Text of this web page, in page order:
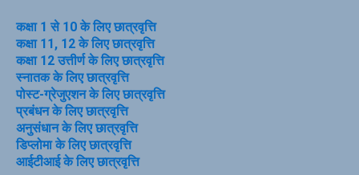
कक्षा 1 से 10 के लिए छात्रवृत्ति
कक्षा 11, 12 के लिए छात्रवृत्ति
कक्षा 12 उत्तीर्ण के लिए छात्रवृत्ति
स्नातक के लिए छात्रवृत्ति
पोस्ट-ग्रेजुएशन के लिए छात्रवृत्ति
प्रबंधन के लिए छात्रवृत्ति
अनुसंधान के लिए छात्रवृत्ति
डिप्लोमा के लिए छात्रवृत्ति
आईटीआई के लिए छात्रवृत्ति